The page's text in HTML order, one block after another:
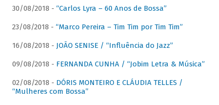
30/08/2018 - “Carlos Lyra – 60 Anos de Bossa”
23/08/2018 - “Marco Pereira – Tim Tim por Tim Tim”
16/08/2018 - JOÃO SENISE / “Influência do Jazz”
09/08/2018 - FERNANDA CUNHA / “Jobim Letra & Música”
02/08/2018 - DÓRIS MONTEIRO E CLÁUDIA TELLES /
“Mulheres com Bossa”